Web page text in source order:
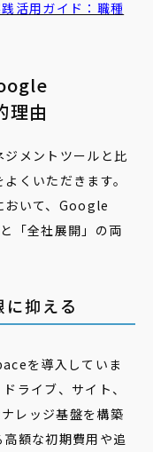
用ガイド：職種
理由
メントツールと比
くいただきます。
おいて、Google
「全社展開」の両
抑える
を導入していま
ライブ、サイト、
レッジ基盤を構築
額な初期費用や追